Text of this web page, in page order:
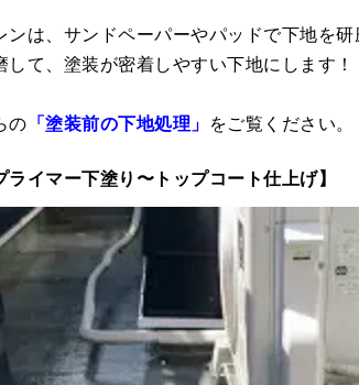
は、サンドペーパーやパッドで下地を研
て、塗装が密着しやすい下地にします！
の 「塗装前の下地処理」 をご覧ください。
イマー下塗り〜トップコート仕上げ】